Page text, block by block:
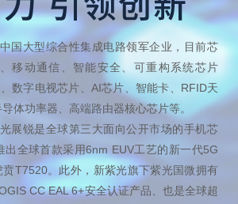
中国大型综合性集成电路领军企业，目前芯
移动通信、智能安全、可重构系统芯片
、数字电视芯片、AI芯片、智能卡、RFID天
体功率器、高端路由器核心芯片等。
下紫光展锐是全球第三大面向公开市场的手机芯
出全球首款采用6nm EUV工艺的新一代5G
T7520。此外，新紫光旗下紫光国微拥有
CC EAL 6+安全认证产品、也是全球超